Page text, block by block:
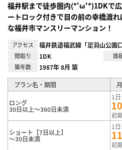
福井駅まで徒歩圏内(*'ω'*)1DKで
ートロック付きで目の前の幸橋渡
な福井市マンスリーマンション！
アクセス 福井鉄道福武線「足羽山公園
間取り 1DK 面
築年数 1987年 8月 築
プラン名・期間
ロング
30日以上～360日未満
1
初
ショート【7日以上】
～30日未満
1
初